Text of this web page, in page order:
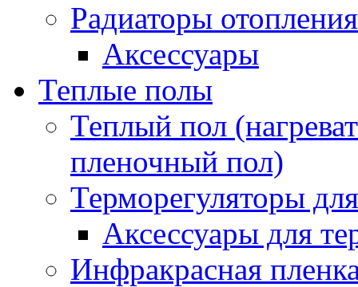
Радиаторы отопления
Аксессуары
Теплые полы
Теплый пол
пленочный пол)
Терморегуляторы
Аксессуары для
Инфракрасная